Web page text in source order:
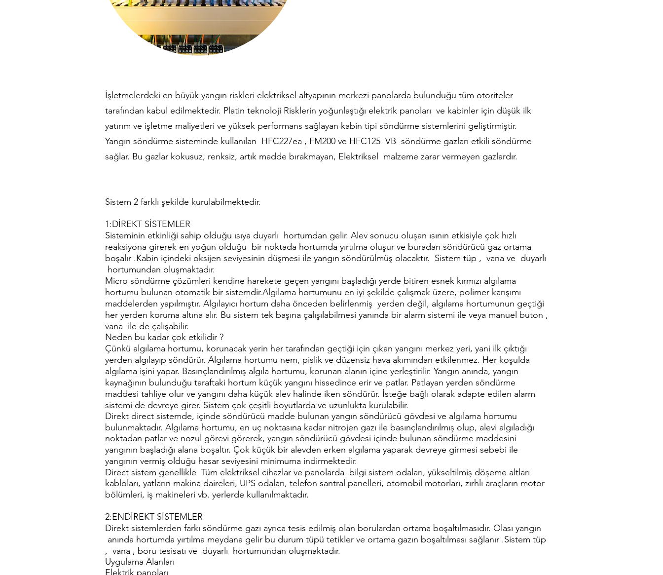
İşletmelerdeki en büyük yangın riskleri elektriksel altyapının merkezi panolarda bulunduğu tüm otoriteler
tarafından kabul edilmektedir. Platin teknoloji Risklerin yoğunlaştığı elektrik panoları ve kabinler için düşük ilk
yatırım ve işletme maliyetleri ve yüksek performans sağlayan kabin tipi söndürme sistemlerini geliştirmiştir.
Yangın söndürme sisteminde kullanılan HFC227ea , FM200 ve HFC125 VB söndürme gazları etkili söndürme
sağlar. Bu gazlar kokusuz, renksiz, artık madde bırakmayan, Elektriksel malzeme zarar vermeyen gazlardır.
Sistem 2 farklı şekilde kurulabilmektedir.
1:DİREKT SİSTEMLER
Sisteminin etkinliği sahip olduğu ısıya duyarlı hortumdan gelir. Alev sonucu oluşan ısının etkisiyle çok hızlı
reaksiyona girerek en yoğun olduğu bir noktada hortumda yırtılma oluşur ve buradan söndürücü gaz ortama
boşalır .Kabin içindeki oksijen seviyesinin düşmesi ile yangın söndürülmüş olacaktır. Sistem tüp , vana ve duyarlı
hortumundan oluşmaktadır.
Micro söndürme çözümleri kendine harekete geçen yangını başladığı yerde bitiren esnek kırmızı algılama
hortumu bulunan otomatik bir sistemdir.Algılama hortumunu en iyi şekilde çalışmak üzere, polimer karışımı
maddelerden yapılmıştır. Algılayıcı hortum daha önceden belirlenmiş yerden değil, algılama hortumunun geçtiği
her yerden koruma altına alır. Bu sistem tek başına çalışılabilmesi yanında bir alarm sistemi ile veya manuel buton ,
vana ile de çalışabilir.
Neden bu kadar çok etkilidir ?
Çünkü algılama hortumu, korunacak yerin her tarafından geçtiği için çıkan yangını merkez yeri, yani ilk çıktığı
yerden algılayıp söndürür. Algılama hortumu nem, pislik ve düzensiz hava akımından etkilenmez. Her koşulda
algılama işini yapar. Basınçlandırılmış algıla hortumu, korunan alanın içine yerleştirilir. Yangın anında, yangın
kaynağının bulunduğu taraftaki hortum küçük yangını hissedince erir ve patlar. Patlayan yerden söndürme
maddesi tahliye olur ve yangını daha küçük alev halinde iken söndürür. İsteğe bağlı olarak adapte edilen alarm
sistemi de devreye girer. Sistem çok çeşitli boyutlarda ve uzunlukta kurulabilir.
Direkt direct sistemde, içinde söndürücü madde bulunan yangın söndürücü gövdesi ve algılama hortumu
bulunmaktadır. Algılama hortumu, en uç noktasına kadar nitrojen gazı ile basınçlandırılmış olup, alevi algıladığı
noktadan patlar ve nozul görevi görerek, yangın söndürücü gövdesi içinde bulunan söndürme maddesini
yangının başladığı alana boşaltır. Çok küçük bir alevden erken algılama yaparak devreye girmesi sebebi ile
yangının vermiş olduğu hasar seviyesini minimuma indirmektedir.
Direct sistem genellikle Tüm elektriksel cihazlar ve panolarda bilgi sistem odaları, yükseltilmiş döşeme altları
kabloları, yatların makina daireleri, UPS odaları, telefon santral panelleri, otomobil motorları, zırhlı araçların motor
bölümleri, iş makineleri vb. yerlerde kullanılmaktadır.
2:ENDİREKT SİSTEMLER
Direkt sistemlerden farkı söndürme gazı ayrıca tesis edilmiş olan borulardan ortama boşaltılmasıdır. Olası yangın
anında hortumda yırtılma meydana gelir bu durum tüpü tetikler ve ortama gazın boşaltılması sağlanır .Sistem tüp
, vana , boru tesisatı ve duyarlı hortumundan oluşmaktadır.
Uygulama Alanları
Elektrik panoları